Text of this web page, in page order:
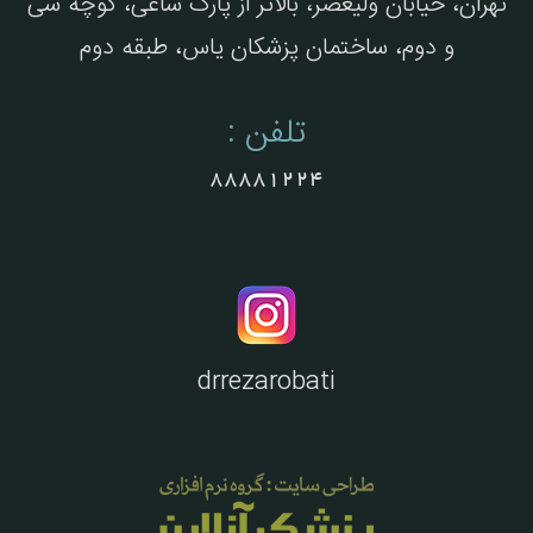
و دوم، ساختمان پزشکان یاس، طبقه دوم
تلفن :
88881224
drrezarobati